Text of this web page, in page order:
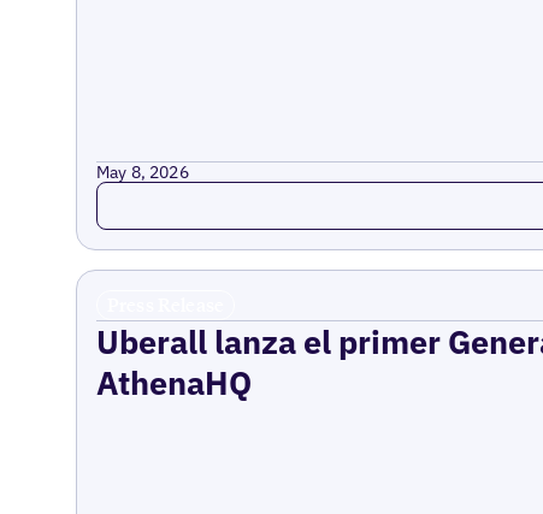
May 8, 2026
Read more
Uberall lanza el primer
AthenaHQ